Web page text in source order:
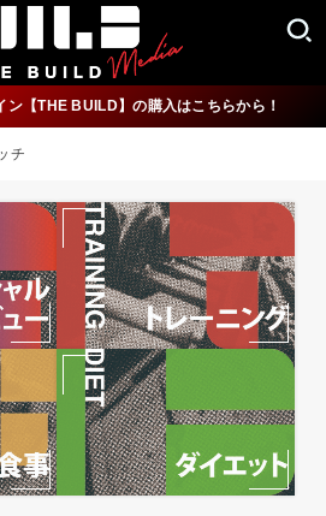
ン【THE BUILD】の購入はこちらから！
チ